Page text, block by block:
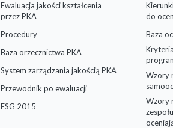
Ewaluacja jakości kształcenia
przez PKA
Procedury
Baza orzecznictwa PKA
System zarządzania jakością PKA
Przewodnik po ewaluacji
ESG 2015
do
Baza
Wzory
Wzory
zespołu